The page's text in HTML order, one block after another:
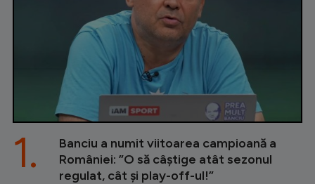
Banciu a numit viitoarea campioană a
României: ”O să câștige atât sezonul
regulat, cât și play-off-ul!”
1.